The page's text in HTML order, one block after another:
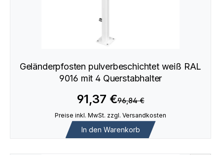
Geländerpfosten pulverbeschichtet weiß RAL
9016 mit 4 Querstabhalter
91,37 €96,84 €
Preise inkl. MwSt. zzgl. Versandkosten
In den Warenkorb